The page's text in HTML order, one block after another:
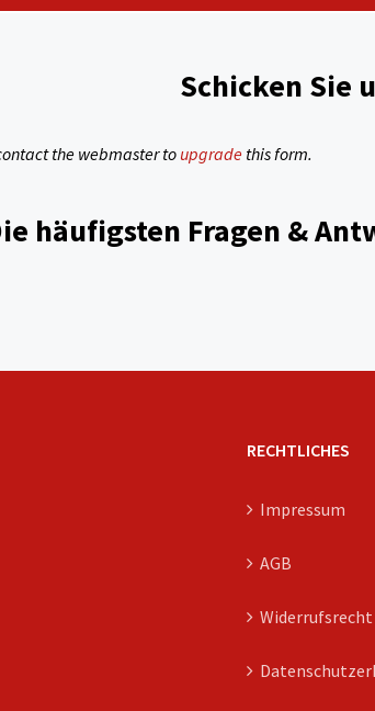
Schicken Sie
the webmaster to upgrade this form.
häufigsten Fragen &
RECHTLICHES
Impressum
AGB
Widerrufsrecht